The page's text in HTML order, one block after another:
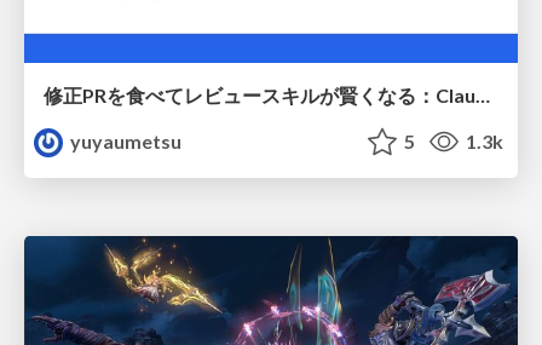
修正PRを食べてレビュースキルが賢くなる：Claude Codeによる自己改善サイクル
yuyaumetsu
5 1.3k